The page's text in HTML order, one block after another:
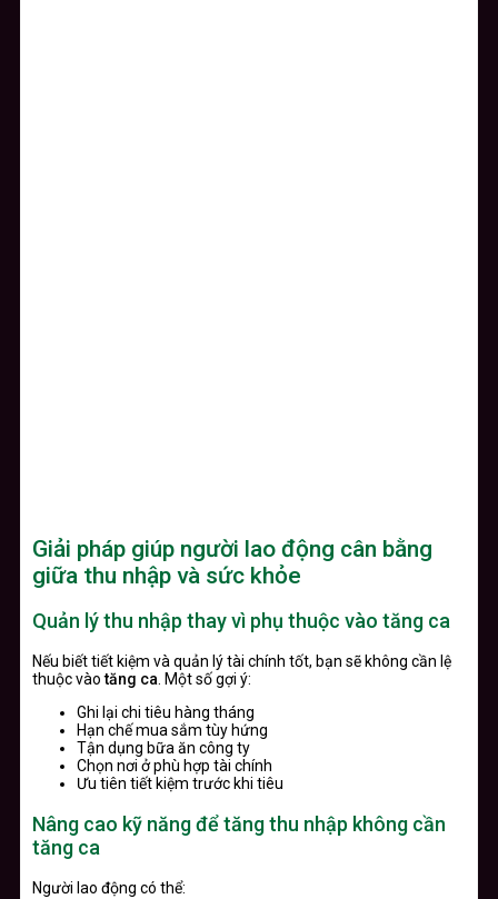
Giải pháp giúp người lao động cân bằng
giữa thu nhập và sức khỏe
Quản lý thu nhập thay vì phụ thuộc vào tăng ca
Nếu biết tiết kiệm và quản lý tài chính tốt, bạn sẽ không cần lệ
thuộc vàotăng ca . Một số gợi ý:
Ghi lại chi tiêu hàng tháng
Hạn chế mua sắm tùy hứng
Tận dụng bữa ăn công ty
Chọn nơi ở phù hợp tài chính
Ưu tiên tiết kiệm trước khi tiêu
Nâng cao kỹ năng để tăng thu nhập không cần
tăng ca
Người lao động có thể: